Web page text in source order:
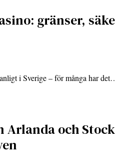
gränser,
i Sverige – för många har
Arlanda och